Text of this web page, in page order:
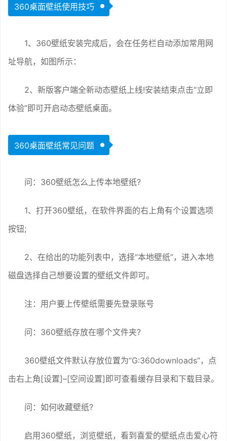
360桌面壁纸使用技巧
1、360壁纸安装完成后，会在任务栏自动添加常用网
址导航，如图所示：
2、新版客户端全新动态壁纸上线!安装结束点击“立即
体验”即可开启动态壁纸桌面。
360桌面壁纸常见问题
问：360壁纸怎么上传本地壁纸?
1、打开360壁纸，在软件界面的右上角有个设置选项
按钮;
2、在给出的功能列表中，选择“本地壁纸”，进入本地
磁盘选择自己想要设置的壁纸文件即可。
注：用户要上传壁纸需要先登录账号
问：360壁纸存放在哪个文件夹?
360壁纸文件默认存放位置为“G:360downloads”，点
击右上角[设置]–[空间设置]即可查看缓存目录和下载目录。
问：如何收藏壁纸?
启用360壁纸，浏览壁纸，看到喜爱的壁纸点击爱心符